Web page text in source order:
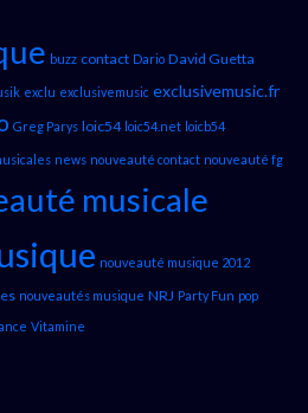
buzz contact Dario David Guetta
exclu exclusivemusic exclusivemusic.fr
Greg Parys loic54 loic54.net loicb54
news nouveauté contact nouveauté fg
musicale
nouveauté musique 2012
nouveautés musique NRJ Party Fun pop
Vitamine